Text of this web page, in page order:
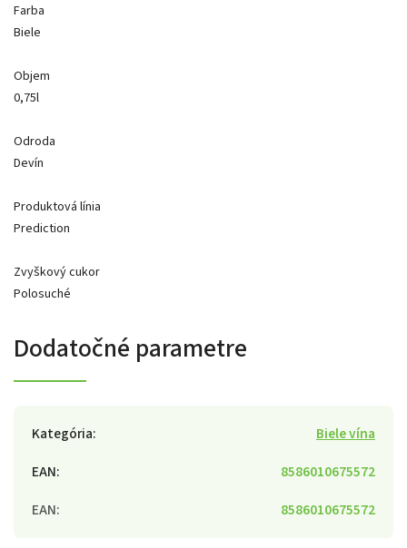
Farba
Biele
Objem
0,75l
Odroda
Devín
Produktová línia
Prediction
Zvyškový cukor
Polosuché
Dodatočné parametre
Kategória:
Biele vína
EAN:
8586010675572
EAN: 8586010675572